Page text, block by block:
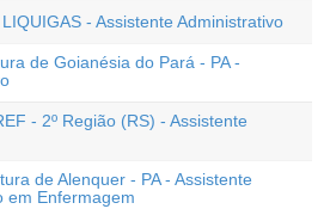
- Assistente Administrativo
de Goianésia do Pará - PA -
- 2º Região (RS) - Assistente
de Alenquer - PA - Assistente
em Enfermagem